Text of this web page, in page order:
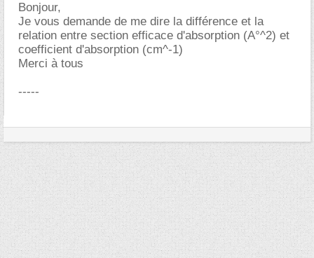
Bonjour,
Je vous demande de me dire la différence et la
relation entre section efficace d'absorption (A°^2) et
coefficient d'absorption (cm^-1)
Merci à tous
-----